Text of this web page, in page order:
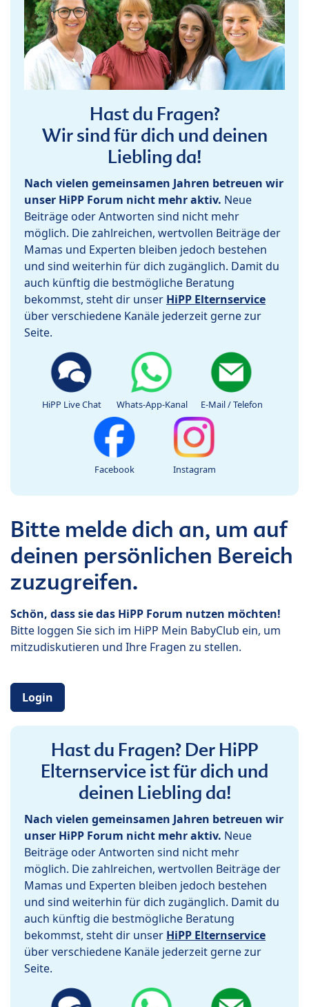
Hast du Fragen?
Wir sind für dich und deinen
Liebling da!
Nach vielen gemeinsamen Jahren betreuen wir
unser HiPP Forum nicht mehr aktiv. Neue
Beiträge oder Antworten sind nicht mehr
möglich. Die zahlreichen, wertvollen Beiträge der
Mamas und Experten bleiben jedoch bestehen
und sind weiterhin für dich zugänglich. Damit du
auch künftig die bestmögliche Beratung
bekommst, steht dir unser HiPP Elternservice
über verschiedene Kanäle jederzeit gerne zur
Seite.
HiPP Live Chat Whats-App-Kanal E-Mail / Telefon
Facebook Instagram
Bitte melde dich an, um auf
deinen persönlichen Bereich
zuzugreifen.
Schön, dass sie das HiPP Forum nutzen möchten!
Bitte loggen Sie sich im HiPP Mein BabyClub ein, um
mitzudiskutieren und Ihre Fragen zu stellen.
Login
Hast du Fragen? Der HiPP
Elternservice ist für dich und
deinen Liebling da!
Nach vielen gemeinsamen Jahren betreuen wir
unser HiPP Forum nicht mehr aktiv. Neue
Beiträge oder Antworten sind nicht mehr
möglich. Die zahlreichen, wertvollen Beiträge der
Mamas und Experten bleiben jedoch bestehen
und sind weiterhin für dich zugänglich. Damit du
auch künftig die bestmögliche Beratung
bekommst, steht dir unser HiPP Elternservice
über verschiedene Kanäle jederzeit gerne zur
Seite.